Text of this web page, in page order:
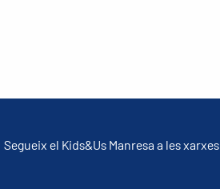
Segueix el Kids&Us Manresa a les xarxes